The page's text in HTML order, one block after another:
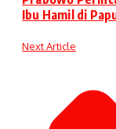
Ibu Hamil di
Next Article